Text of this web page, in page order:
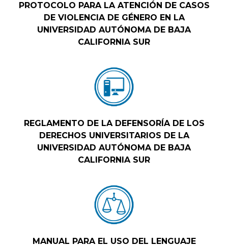
PROTOCOLO PARA LA ATENCIÓN DE CASOS
DE VIOLENCIA DE GÉNERO EN LA
UNIVERSIDAD AUTÓNOMA DE BAJA
CALIFORNIA SUR
REGLAMENTO DE LA DEFENSORÍA DE LOS
DERECHOS UNIVERSITARIOS DE LA
UNIVERSIDAD AUTÓNOMA DE BAJA
CALIFORNIA SUR
MANUAL PARA EL USO DEL LENGUAJE